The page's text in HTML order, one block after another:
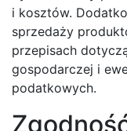
i kosztów.
sprzedaży
przepisach
gospodarczej i
podatkowych.